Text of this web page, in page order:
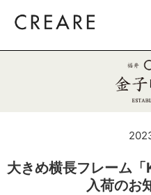
大きめ横長フレーム
入荷のお